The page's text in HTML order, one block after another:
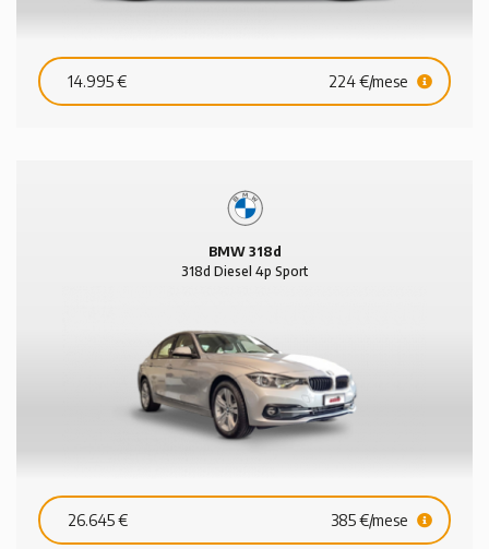
14.995 € 224 €/mese
BMW 318d
318d Diesel 4p Sport
26.645 € 385 €/mese